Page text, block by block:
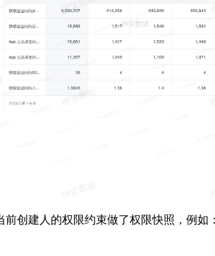
前创建人的权限约束做了权限快照，例